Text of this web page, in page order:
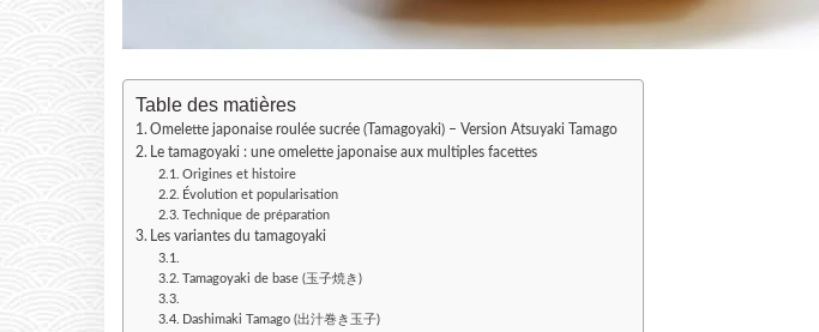
Table des matières
Omelette japonaise roulée sucrée (Tamagoyaki) – Version Atsuyaki Tamago
Le tamagoyaki : une omelette japonaise aux multiples facettes
Origines et histoire
Évolution et popularisation
Technique de préparation
Les variantes du tamagoyaki
Tamagoyaki de base (玉子焼き)
Dashimaki Tamago (出汁巻き玉子)